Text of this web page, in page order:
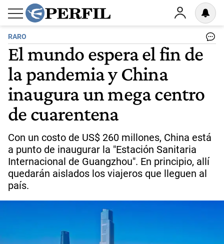
RARO
El mundo espera el fin de
la pandemia y China
inaugura un mega centro
de cuarentena
Con un costo de US$ 260 millones, China está
a punto de inaugurar la "Estación Sanitaria
Internacional de Guangzhou". En principio, allí
quedarán aislados los viajeros que lleguen al
país.